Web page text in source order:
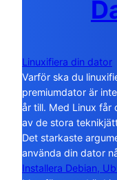
Linuxifiera din dator
Varför ska du
premiumdator är
år till. Med Linux får
av de stora
Det starkaste
använda din dator
Installera Debian,